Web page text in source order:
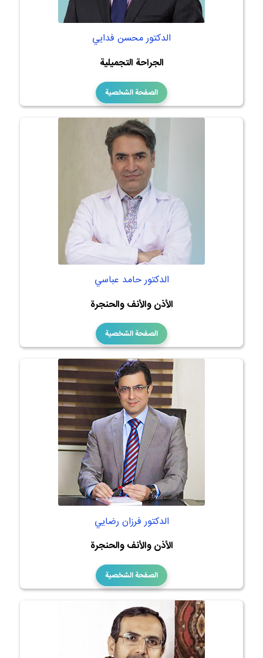
الدكتور محسن فدايي
الجراحة التجميلية
الصفحة الشخصية
الدكتور حامد عباسي
الأذن والأنف والحنجرة
الصفحة الشخصية
الدكتور فرزان رضايي
الأذن والأنف والحنجرة
الصفحة الشخصية